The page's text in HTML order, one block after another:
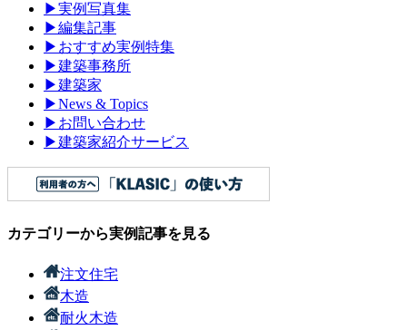
▶実例写真集
▶編集記事
▶ おすすめ実例特集
▶建築事務所
▶建築家
▶News & Topics
▶ お問い合わせ
▶建築家紹介サービス
カテゴリーから実例記事を見る
注文住宅
木造
耐火木造